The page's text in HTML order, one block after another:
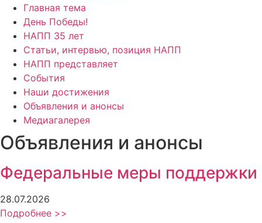
Главная тема
День Победы!
НАПП 35 лет
Статьи, интервью, позиция НАПП
НАПП представляет
События
Наши достижения
Объявления и анонсы
Медиагалерея
Объявления и анонсы
Федеральные меры поддержки
28.07.2026
Подробнее >>